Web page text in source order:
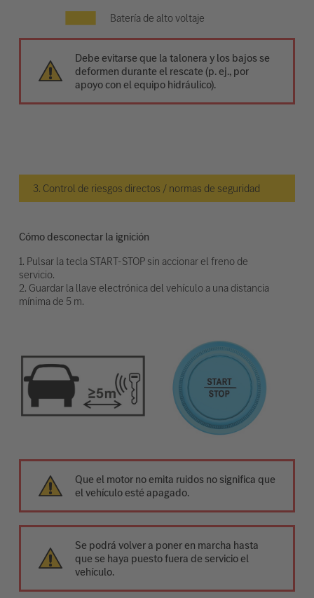
Batería de alto voltaje
Debe evitarse que la talonera y los bajos se
deformen durante el rescate (p. ej., por
apoyo con el equipo hidráulico).
3. Control de riesgos directos / normas de seguridad
Cómo desconectar la ignición
1. Pulsar la tecla START-STOP sin accionar el freno de
servicio.
2. Guardar la llave electrónica del vehículo a una distancia
mínima de 5 m.
Que el motor no emita ruidos no significa que
el vehículo esté apagado.
Se podrá volver a poner en marcha hasta
que se haya puesto fuera de servicio el
vehículo.